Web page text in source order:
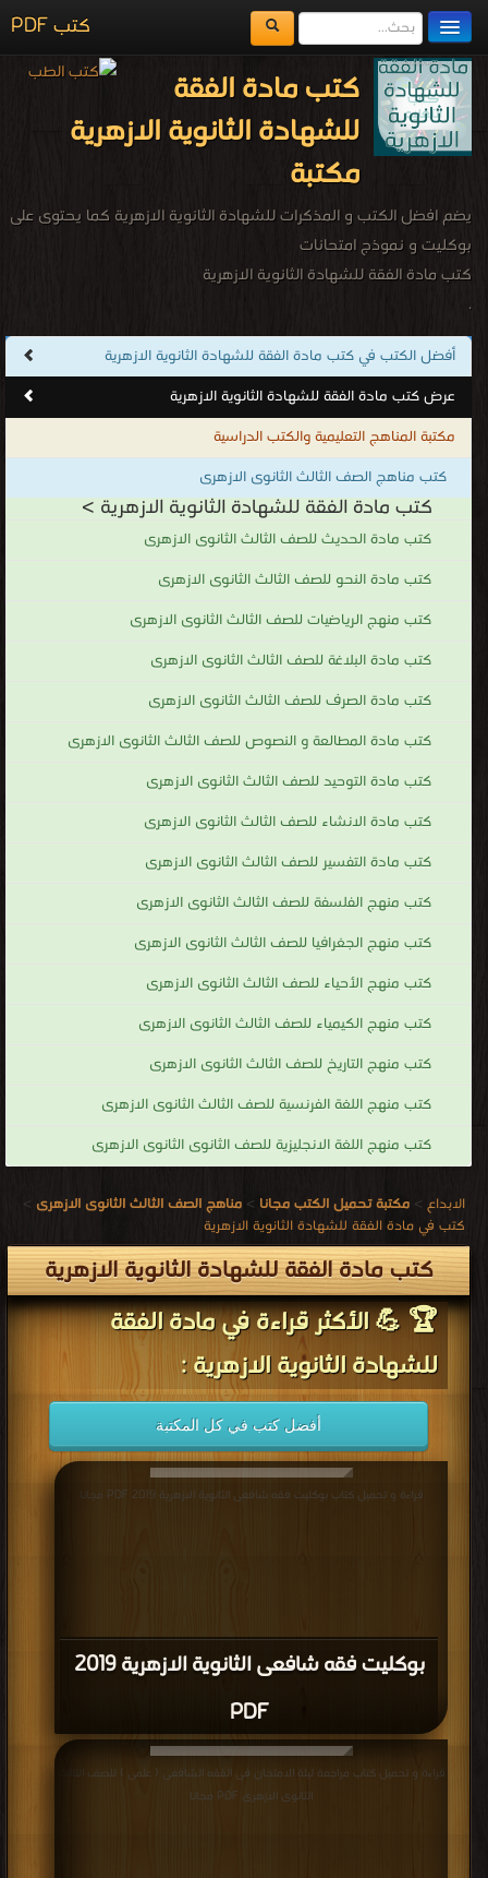
كتب PDF
مكتبة الكتب
المكتبات
يُقرأ حالياً
اضف كتاب
كتب مادة الفقة
للشهادة الثانوية الازهرية
مكتبة
يضم افضل الكتب و المذكرات للشهادة الثانوية الازهرية كما يحتوى على
بوكليت و نموذج امتحانات
كتب مادة الفقة للشهادة الثانوية الازهرية
.
أفضل الكتب في كتب مادة الفقة للشهادة الثانوية الازهرية
عرض كتب مادة الفقة للشهادة الثانوية الازهرية
مكتبة المناهج التعليمية والكتب الدراسية
كتب مناهج الصف الثالث الثانوى الازهرى
كتب مادة الفقة للشهادة الثانوية الازهرية >
كتب مادة الحديث للصف الثالث الثانوى الازهرى
كتب مادة النحو للصف الثالث الثانوى الازهرى
كتب منهج الرياضيات للصف الثالث الثانوى الازهرى
كتب مادة البلاغة للصف الثالث الثانوى الازهرى
كتب مادة الصرف للصف الثالث الثانوى الازهرى
كتب مادة المطالعة و النصوص للصف الثالث الثانوى الازهرى
كتب مادة التوحيد للصف الثالث الثانوى الازهرى
كتب مادة الانشاء للصف الثالث الثانوى الازهرى
كتب مادة التفسير للصف الثالث الثانوى الازهرى
كتب منهج الفلسفة للصف الثالث الثانوى الازهرى
كتب منهج الجغرافيا للصف الثالث الثانوى الازهرى
كتب منهج الأحياء للصف الثالث الثانوى الازهرى
كتب منهج الكيمياء للصف الثالث الثانوى الازهرى
كتب منهج التاريخ للصف الثالث الثانوى الازهرى
كتب منهج اللغة الفرنسية للصف الثالث الثانوى الازهرى
كتب منهج اللغة الانجليزية للصف الثانوى الثانوى الازهرى
الابداع > مكتبة تحميل الكتب مجانا > مناهج الصف الثالث الثانوى الازهرى >
كتب في مادة الفقة للشهادة الثانوية الازهرية
كتب مادة الفقة للشهادة الثانوية الازهرية
🏆 💪 الأكثر قراءة في مادة الفقة
للشهادة الثانوية الازهرية :
أفضل كتب في كل المكتبة
بوكليت فقه شافعى الثانوية الازهرية 2019
PDF
قراءة و تحميل كتاب بوكليت فقه شافعى الثانوية الازهرية 2019 PDF مجانا
قراءة و تحميل كتاب مراجعة ليلة الامتحان فى الفقه الشافعى ( علمى ) للصف الثالث
الثانوى الازهرى PDF مجانا